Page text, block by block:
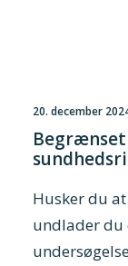
20. december
Husker du
undlader du